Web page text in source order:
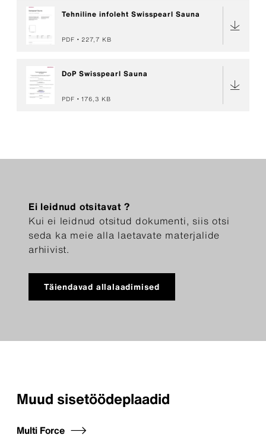
Tehniline infoleht Swisspearl Sauna
PDF 227,7 KB
DoP Swisspearl Sauna
PDF 176,3 KB
Ei leidnud otsitavat ?
Kui ei leidnud otsitud dokumenti, siis otsi
seda ka meie alla laetavate materjalide
arhiivist.
Täiendavad allalaadimised
Muud sisetöödeplaadid
Multi Force